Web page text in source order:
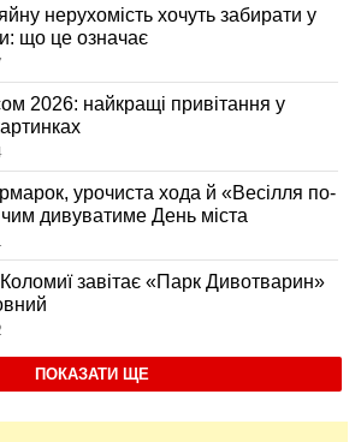
нерухомість хочуть забирати у
що це означає
2026: найкращі привітання у
урочиста хода й «Весілля по-
дивуватиме День міста
завітає «Парк Дивотварин»
ПОКАЗАТИ ЩЕ